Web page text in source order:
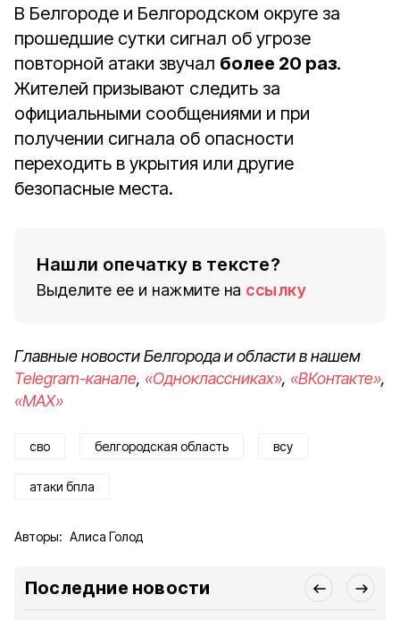
В Белгороде и Белгородском округе за
прошедшие сутки сигнал об угрозе
повторной атаки звучал более 20 раз.
Жителей призывают следить за
официальными сообщениями и при
получении сигнала об опасности
переходить в укрытия или другие
безопасные места.
Нашли опечатку в тексте?
Выделите ее и нажмите на ссылку
Главные новости Белгорода и области в нашем
Telegram-канале, «Одноклассниках», «ВКонтакте»,
«MAX»
сво белгородская область всу
атаки бпла
Авторы: Алиса Голод
Последние новости